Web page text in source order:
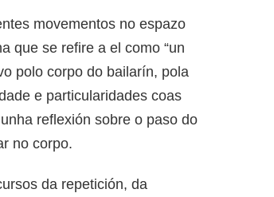
movementos no espazo
que se refire a el como “un
polo corpo do bailarín, pola
e particularidades coas
reflexión sobre o paso do
no corpo.
da repetición, da